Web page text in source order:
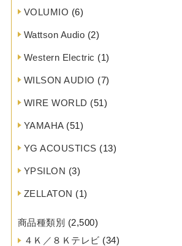
VOLUMIO (6)
Wattson Audio (2)
Western Electric (1)
WILSON AUDIO (7)
WIRE WORLD (51)
YAMAHA(51)
YG ACOUSTICS (13)
YPSILON (3)
ZELLATON (1)
商品種類別 (2,500)
４Ｋ／８Ｋテレビ (34)